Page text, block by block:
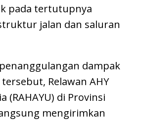
pada tertutupnya
jalan dan saluran
dampak
Relawan AHY
(RAHAYU) di Provinsi
mengirimkan